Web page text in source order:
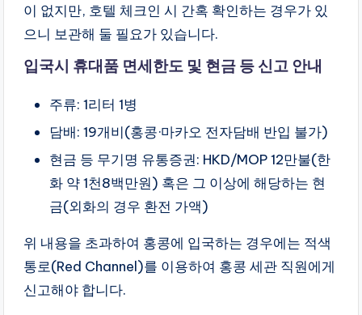
이 없지만, 호텔 체크인 시 간혹 확인하는 경우가 있
으니 보관해 둘 필요가 있습니다.
입국시 휴대품 면세한도 및 현금 등 신고 안내
주류: 1리터 1병
담배: 19개비(홍콩·마카오 전자담배 반입 불가)
현금 등 무기명 유통증권: HKD/MOP 12만불(한
화 약 1천8백만원) 혹은 그 이상에 해당하는 현
금(외화의 경우 환전 가액)
위 내용을 초과하여 홍콩에 입국하는 경우에는 적색
통로(Red Channel)를 이용하여 홍콩 세관 직원에게
신고해야 합니다.